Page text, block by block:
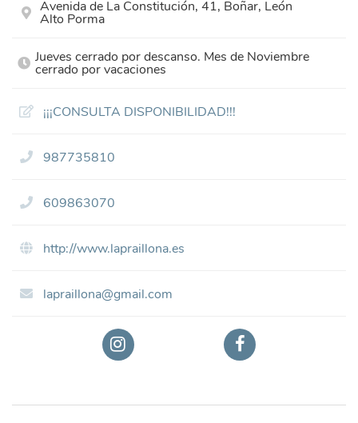
Avenida de La Constitución, 41, Boñar, León
Alto Porma
Jueves cerrado por descanso. Mes de Noviembre
cerrado por vacaciones
¡¡¡CONSULTA DISPONIBILIDAD!!!
987735810
609863070
http://www.lapraillona.es
lapraillona@gmail.com